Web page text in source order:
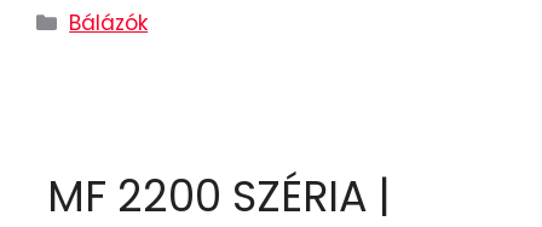
Bálázók
MF 2200 SZÉRIA |